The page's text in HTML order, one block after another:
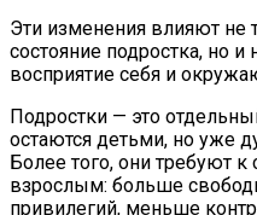
Эти изменения влияют не
состояние подростка, но и
восприятие себя и
Подростки — это
остаются детьми, но уже
Более того, они требуют
взрослым: больше
привилегий, меньше